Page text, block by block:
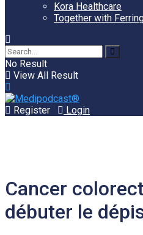
Kora Healthcare
Together with
No Result
View All Result
Register Login
Cancer
débuter le